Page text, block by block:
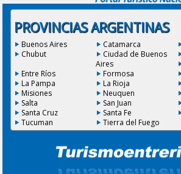
PROVINCIAS ARGENTINAS
Buenos Aires Catamarca
Chubut
Ciudad de Buenos
Aires
Entre Ríos
Formosa
La Pampa
La Rioja
Misiones
Neuquen
Salta
San Juan
Santa Cruz
Santa Fe
Tucuman
Tierra del Fuego